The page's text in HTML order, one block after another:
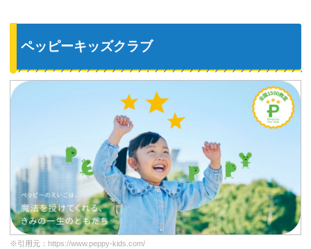
ペッピーキッズクラブ
※引用元： https://www.peppy-kids.com/